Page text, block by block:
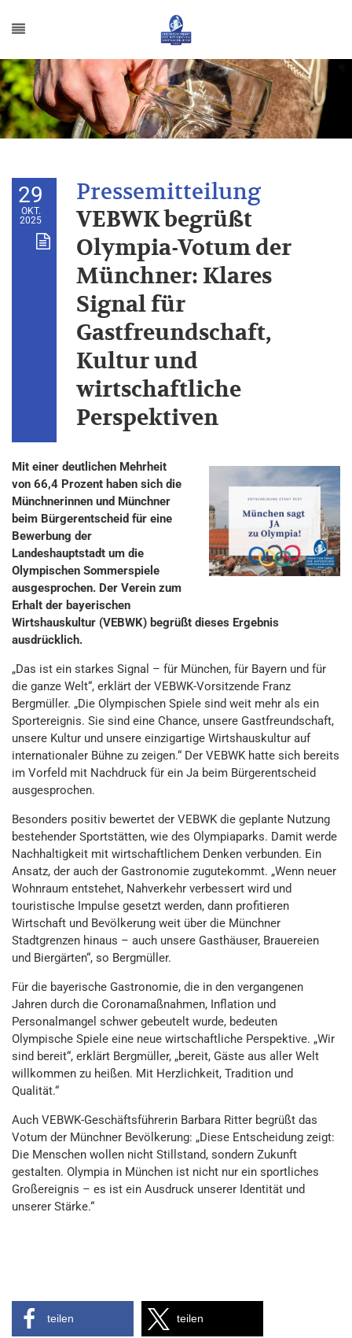
29
OKT.
2025
VEBWK begrüßt
Olympia-Votum der
Münchner: Klares
Signal für
Gastfreundschaft,
Kultur und
wirtschaftliche
Perspektiven
Mit einer deutlichen Mehrheit
von 66,4 Prozent haben sich die
Münchnerinnen und Münchner
beim Bürgerentscheid für eine
Bewerbung der
Landeshauptstadt um die
Olympischen Sommerspiele
ausgesprochen. Der Verein zum
Erhalt der bayerischen
Wirtshauskultur (VEBWK) begrüßt dieses Ergebnis
ausdrücklich.
„Das ist ein starkes Signal – für München, für Bayern und für
die ganze Welt“, erklärt der VEBWK-Vorsitzende Franz
Bergmüller. „Die Olympischen Spiele sind weit mehr als ein
Sportereignis. Sie sind eine Chance, unsere Gastfreundschaft,
unsere Kultur und unsere einzigartige Wirtshauskultur auf
internationaler Bühne zu zeigen.“ Der VEBWK hatte sich bereits
im Vorfeld mit Nachdruck für ein Ja beim Bürgerentscheid
ausgesprochen.
Besonders positiv bewertet der VEBWK die geplante Nutzung
bestehender Sportstätten, wie des Olympiaparks. Damit werde
Nachhaltigkeit mit wirtschaftlichem Denken verbunden. Ein
Ansatz, der auch der Gastronomie zugutekommt. „Wenn neuer
Wohnraum entstehet, Nahverkehr verbessert wird und
touristische Impulse gesetzt werden, dann profitieren
Wirtschaft und Bevölkerung weit über die Münchner
Stadtgrenzen hinaus – auch unsere Gasthäuser, Brauereien
und Biergärten“, so Bergmüller.
Für die bayerische Gastronomie, die in den vergangenen
Jahren durch die Coronamaßnahmen, Inflation und
Personalmangel schwer gebeutelt wurde, bedeuten
Olympische Spiele eine neue wirtschaftliche Perspektive. „Wir
sind bereit“, erklärt Bergmüller, „bereit, Gäste aus aller Welt
willkommen zu heißen. Mit Herzlichkeit, Tradition und
Qualität.“
Auch VEBWK-Geschäftsführerin Barbara Ritter begrüßt das
Votum der Münchner Bevölkerung: „Diese Entscheidung zeigt:
Die Menschen wollen nicht Stillstand, sondern Zukunft
gestalten. Olympia in München ist nicht nur ein sportliches
Großereignis – es ist ein Ausdruck unserer Identität und
unserer Stärke.“
teilen teilen